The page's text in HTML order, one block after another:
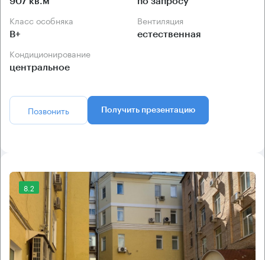
Класс особняка
B+
Вентиляция
естественная
Кондиционирование
центральное
Позвонить Получить презентацию
8.2